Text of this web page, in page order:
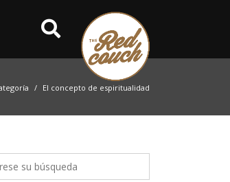
El concepto de espiritualidad